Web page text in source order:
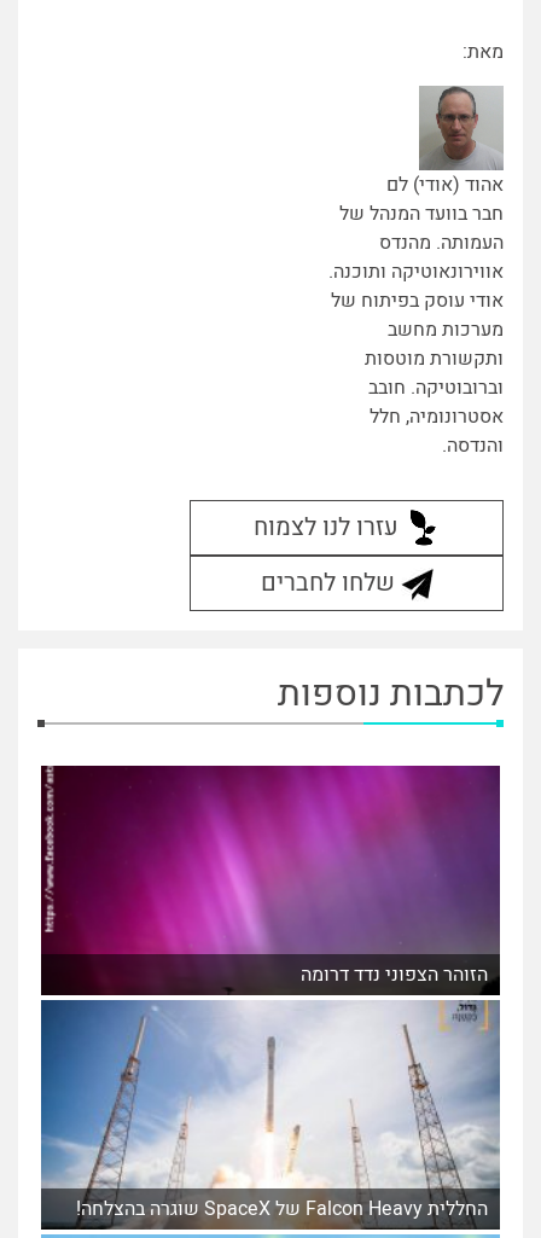
מאת:
אהוד (אודי) לם
חבר בוועד המנהל של
העמותה. מהנדס
אווירונאוטיקה ותוכנה.
אודי עוסק בפיתוח של
מערכות מחשב
ותקשורת מוטסות
וברובוטיקה. חובב
אסטרונומיה, חלל
והנדסה.
עזרו לנו לצמוח
שלחו לחברים
לכתבות נוספות
הזוהר הצפוני נדד דרומה
החללית Falcon Heavy של SpaceX שוגרה בהצלחה!